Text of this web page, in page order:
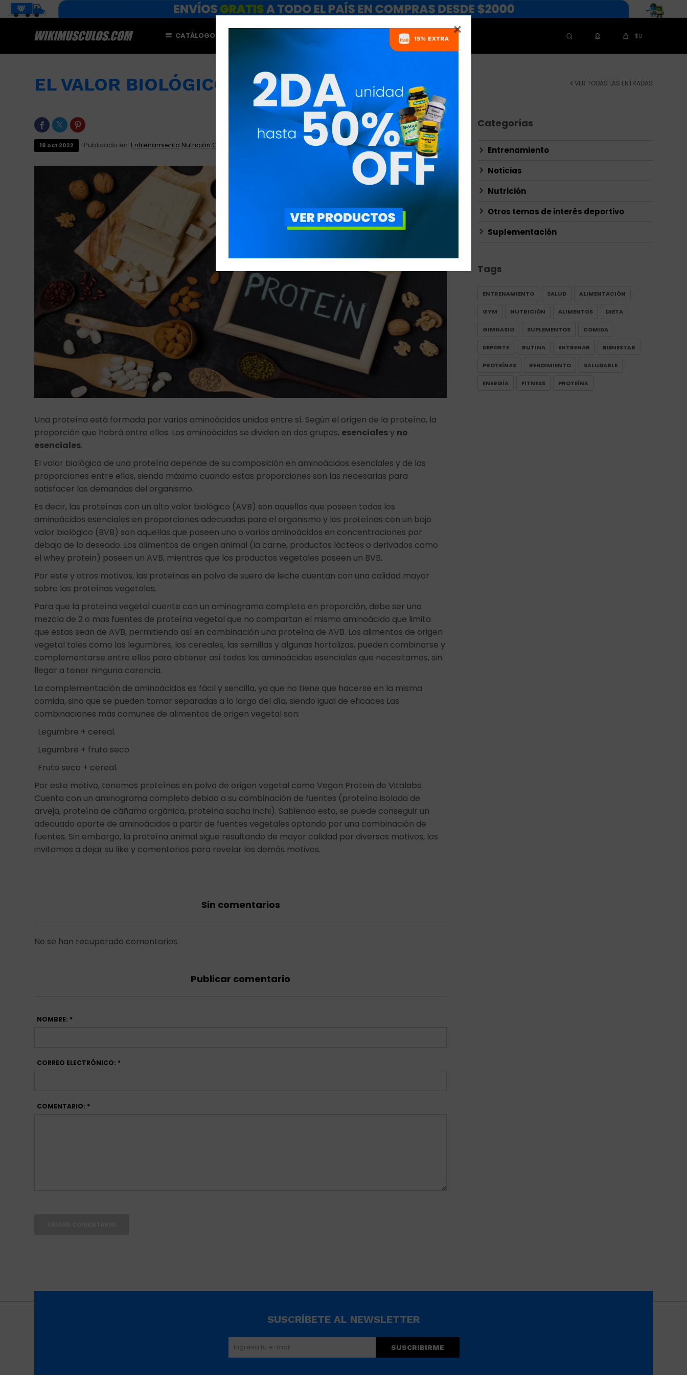

CATÁLOGO NUTRICIONISTAS $0
EL VALOR BIOLÓGICO DE LAS PROTEÍNAS VER TODAS LAS ENTRADAS
  
18 oct 2022 Publicado en: Entrenamiento Nutrición Otros temas de interés deportivoSuplementación
Una proteína está formada por varios aminoácidos unidos entre sí. Según el origen de la proteína, la
proporción que habrá entre ellos. Los aminoácidos se dividen en dos grupos, esencialesy no
esenciales.
El valor biológico de una proteína depende de su composición en aminoácidos esenciales y de las
proporciones entre ellos, siendo máximo cuando estas proporciones son las necesarias para
satisfacer las demandas del organismo.
Es decir, las proteínas con un alto valor biológico (AVB) son aquellas que poseen todos los
aminoácidos esenciales en proporciones adecuadas para el organismo y las proteínas con un bajo
valor biológico (BVB) son aquellas que poseen uno o varios aminoácidos en concentraciones por
debajo de lo deseado. Los alimentos de origen animal (la carne, productos lácteos o derivados como
el whey protein) poseen un AVB, mientras que los productos vegetales poseen un BVB.
Por este y otros motivos, las proteínas en polvo de suero de leche cuentan con una calidad mayor
sobre las proteínas vegetales.
Para que la proteína vegetal cuente con un aminograma completo en proporción, debe ser una
mezcla de 2 o mas fuentes de proteína vegetal que no compartan el mismo aminoácido que limita
que estas sean de AVB, permitiendo así en combinación una proteína de AVB. Los alimentos de origen
vegetal tales como las legumbres, los cereales, las semillas y algunas hortalizas, pueden combinarse y
complementarse entre ellos para obtener así todos los aminoácidos esenciales que necesitamos, sin
llegar a tener ninguna carencia.
La complementación de aminoácidos es fácil y sencilla, ya que no tiene que hacerse en la misma
comida, sino que se pueden tomar separadas a lo largo del día, siendo igual de eficaces Las
combinaciones más comunes de alimentos de origen vegetal son:
· Legumbre + cereal.
· Legumbre + fruto seco.
· Fruto seco + cereal.
Por este motivo, tenemos proteínas en polvo de origen vegetal como Vegan Protein de Vitalabs.
Cuenta con un aminograma completo debido a su combinación de fuentes (proteína isolada de
arveja, proteína de cáñamo orgánica, proteína sacha inchi). Sabiendo esto, se puede conseguir un
adecuado aporte de aminoácidos a partir de fuentes vegetales optando por una combinación de
fuentes. Sin embargo, la proteína animal sigue resultando de mayor calidad por diversos motivos, los
invitamos a dejar su like y comentarios para revelar los demás motivos.
Sin comentarios
No se han recuperado comentarios.
Publicar comentario
NOMBRE: *
CORREO ELECTRÓNICO: *
COMENTARIO: *
Categorías
Entrenamiento
Noticias
Nutrición
Otros temas de interés deportivo
Suplementación
Tags
ENTRENAMIENTO SALUD ALIMENTACIÓN
GYM NUTRICIÓN ALIMENTOS DIETA
GIMNASIO SUPLEMENTOS COMIDA
DEPORTE RUTINA ENTRENAR BIENESTAR
PROTEÍNAS RENDIMIENTO SALUDABLE
ENERGÍA FITNESS PROTEÍNA
SUSCRÍBETE AL NEWSLETTER
SUSCRIBIRME